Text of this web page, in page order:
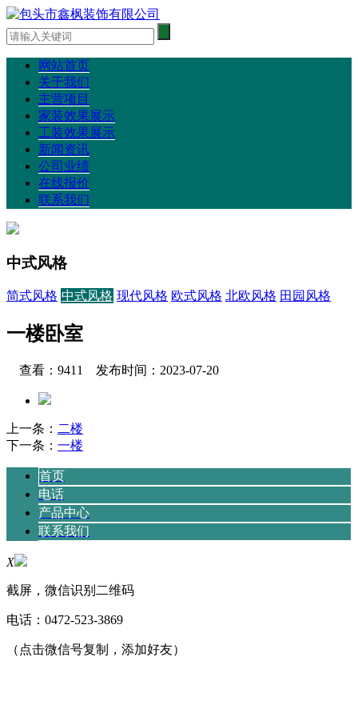
网站首页
关于我们
主营项目
家装效果展示
工装效果展示
新闻资讯
公司业绩
在线报价
联系我们
中式风格
简式风格 中式风格 现代风格 欧式风格 北欧风格 田园风格
一楼卧室
查看：9411 发布时间：2023-07-20
上一条： 二楼
下一条： 一楼
首页
电话
产品中心
联系我们
X
截屏，微信识别二维码
电话： 0472-523-3869
（点击微信号复制，添加好友）